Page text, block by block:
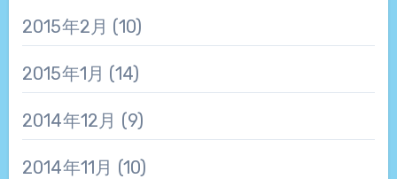
2015年2月 (10)
2015年1月 (14)
2014年12月 (9)
2014年11月 (10)